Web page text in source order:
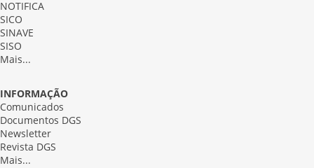
NOTIFICA
SICO
SINAVE
SISO
Mais...
INFORMAÇÃO
Comunicados
Documentos DGS
Newsletter
Revista DGS
Mais...